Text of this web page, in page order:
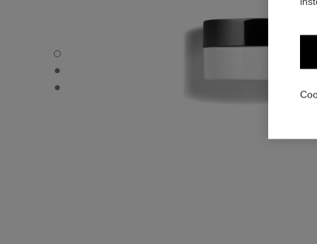
HYDRA BEAUTY NUTRITION - Standaardweergave
HYDRA BEAUTY NUTRITION - Alternatieve weergave 1
HYDRA BEAUTY NUTRITION - Elementaire